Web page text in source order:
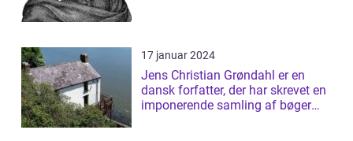
17 januar 2024
Jens Christian Grøndahl er en
dansk forfatter, der har skrevet en
imponerende samling af bøger